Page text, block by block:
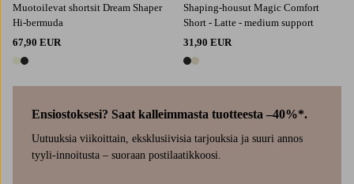
Muotoilevat shortsit Dream Shaper
Hi-bermuda
67,90 EUR
2 värejä
Shaping-housut Magic Comfort
Short - Latte - medium support
31,90 EUR
2 värejä
Ensiostoksesi? Saat kalleimmasta tuotteesta –40%*.
Uutuuksia viikoittain, eksklusiivisia tarjouksia ja suuri annos
tyyli-innoitusta – suoraan postilaatikkoosi.